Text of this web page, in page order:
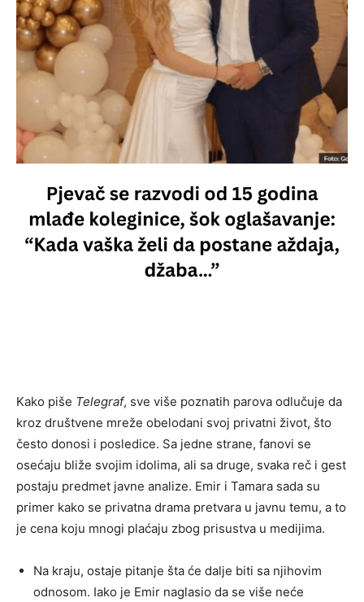
Kako piše Telegraf, sve više poznatih parova odlučuje da
kroz društvene mreže obelodani svoj privatni život, što
često donosi i posledice. Sa jedne strane, fanovi se
osećaju bliže svojim idolima, ali sa druge, svaka reč i gest
postaju predmet javne analize. Emir i Tamara sada su
primer kako se privatna drama pretvara u javnu temu, a to
je cena koju mnogi plaćaju zbog prisustva u medijima.
Na kraju, ostaje pitanje šta će dalje biti sa njihovim
odnosom. Iako je Emir naglasio da se više neće